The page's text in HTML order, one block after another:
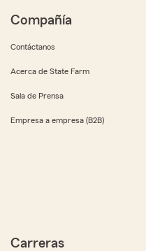
Compañía
Contáctanos
Acerca de State Farm
Sala de Prensa
Empresa a empresa (B2B)
Carreras